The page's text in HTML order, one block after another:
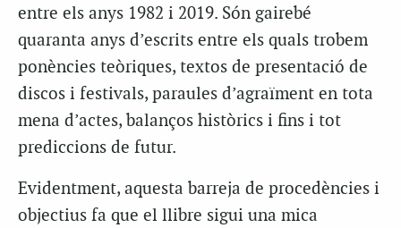
entre els anys 1982 i 2019. Són gairebé
quaranta anys d’escrits entre els quals trobem
ponències teòriques, textos de presentació de
discos i festivals, paraules d’agraïment en tota
mena d’actes, balanços històrics i fins i tot
prediccions de futur.
Evidentment, aquesta barreja de procedències i
objectius fa que el llibre sigui una mica